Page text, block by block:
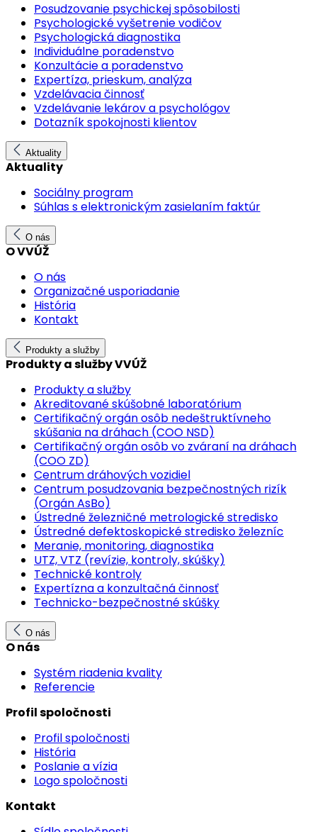
Posudzovanie psychickej spôsobilosti
Psychologické vyšetrenie vodičov
Psychologická diagnostika
Individuálne poradenstvo
Konzultácie a poradenstvo
Expertíza, prieskum, analýza
Vzdelávacia činnosť
Vzdelávanie lekárov a psychológov
Dotazník spokojnosti klientov
Aktuality
Aktuality
Sociálny program
Súhlas s elektronickým zasielaním faktúr
O nás
O VVÚŽ
O nás
Organizačné usporiadanie
História
Kontakt
Produkty a služby
Produkty a služby VVÚŽ
Produkty a služby
Akreditované skúšobné laboratórium
Certifikačný orgán osôb nedeštruktívneho
skúšania na dráhach (COO NSD)
Certifikačný orgán osôb vo zváraní na dráhach
(COO ZD)
Centrum dráhových vozidiel
Centrum posudzovania bezpečnostných rizík
(Orgán AsBo)
Ústredné železničné metrologické stredisko
Ústredné defektoskopické stredisko železníc
Meranie, monitoring, diagnostika
UTZ, VTZ (revízie, kontroly, skúšky)
Technické kontroly
Expertízna a konzultačná činnosť
Technicko-bezpečnostné skúšky
O nás
O nás
Systém riadenia kvality
Referencie
Profil spoločnosti
Profil spoločnosti
História
Poslanie a vízia
Logo spoločnosti
Kontakt